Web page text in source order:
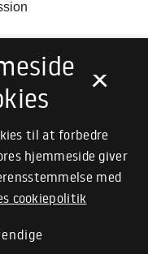
×
til at forbedre
hjemmeside giver
med
cookiepolitik